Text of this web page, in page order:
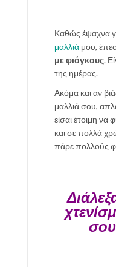
Καθώς έψαχνα
μαλλιά μου,
με φιόγκους.
της ημέρας.
Ακόμα και αν
μαλλιά σου,
είσαι έτοιμη
και σε πολλά
πάρε πολλούς